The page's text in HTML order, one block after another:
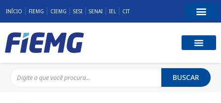
INÍCIO FIEMG CIEMG SESI SENAI IEL CIT
BUSCAR